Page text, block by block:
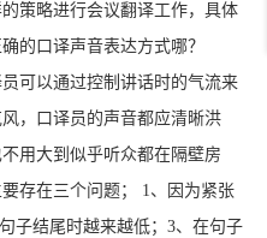
策略进行会议翻译工作，具体
的口译声音表达方式哪？
可以通过控制讲话时的气流来
，口译员的声音都应清晰洪
用大到似乎听众都在隔壁房
存在三个问题； 1、因为紧张
子结尾时越来越低；3、在句子